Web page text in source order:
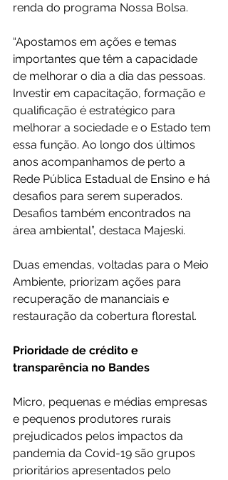
renda do programa Nossa Bolsa.
“Apostamos em ações e temas
importantes que têm a capacidade
de melhorar o dia a dia das pessoas.
Investir em capacitação, formação e
qualificação é estratégico para
melhorar a sociedade e o Estado tem
essa função. Ao longo dos últimos
anos acompanhamos de perto a
Rede Pública Estadual de Ensino e há
desafios para serem superados.
Desafios também encontrados na
área ambiental”, destaca Majeski.
Duas emendas, voltadas para o Meio
Ambiente, priorizam ações para
recuperação de mananciais e
restauração da cobertura florestal.
Prioridade de crédito e
transparência no Bandes
Micro, pequenas e médias empresas
e pequenos produtores rurais
prejudicados pelos impactos da
pandemia da Covid-19 são grupos
prioritários apresentados pelo